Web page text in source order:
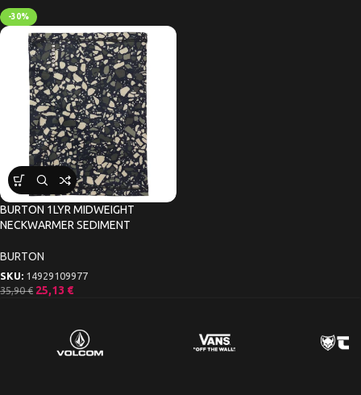
-30%
BURTON 1LYR MIDWEIGHT
NECKWARMER SEDIMENT
BURTON
SKU: 14929109977
35,90€ 25,13 €